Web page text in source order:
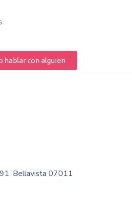
hablar con alguien
, Bellavista 07011